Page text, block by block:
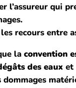
l’assureur qui
recours entre
la convention
des eaux et
dommages